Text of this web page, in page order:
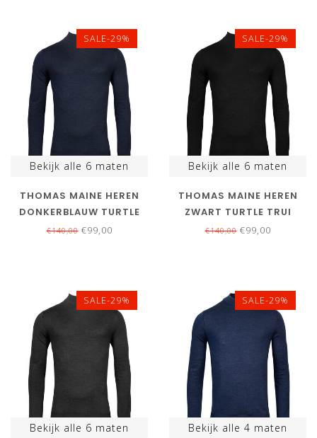
SALE-29%
Bekijk alle 6 maten
THOMAS MAINE HEREN
DONKERBLAUW TURTLE
TRUI MERINO WOL
€140,00€99,00
SALE-29%
Bekijk alle 6 maten
THOMAS MAINE HEREN
ZWART TURTLE TRUI
MERINO WOL
€140,00€99,00
SALE-29%
Bekijk alle 6 maten
SALE-29%
Bekijk alle 4 maten